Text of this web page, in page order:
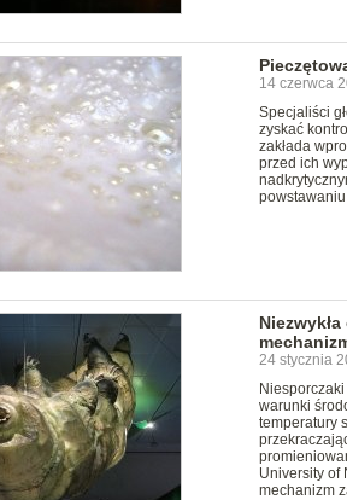
14 czerwca
Specjaliści
zyskać
zakłada
przed ich
24 stycznia
warunki
temperatury
University of
mechanizm